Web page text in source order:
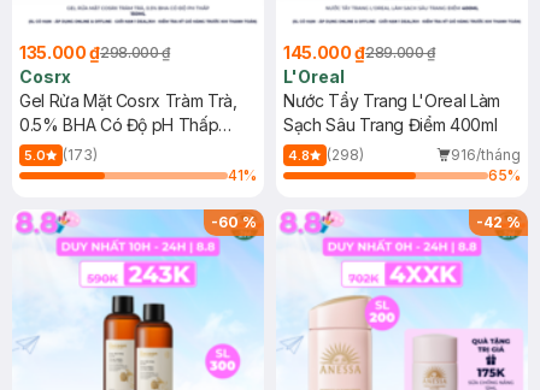
135.000 ₫298.000 ₫
Cosrx
Gel Rửa Mặt Cosrx Tràm Trà,
0.5% BHA Có Độ pH Thấp
150ml
5.0
(173)
41%
145.000 ₫289.000 ₫
L'Oreal
Nước Tẩy Trang L'Oreal Làm
Sạch Sâu Trang Điểm 400ml
4.8 (298)
916/tháng
65%
-60% -42%